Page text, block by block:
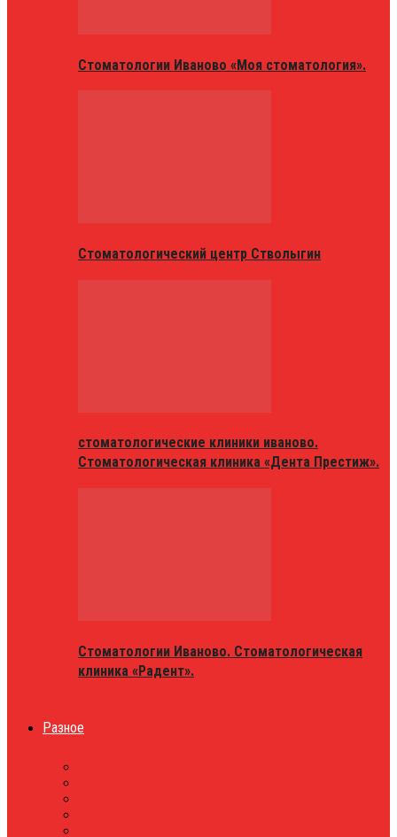
Стоматологии Иваново «Моя стоматология».
Стоматологический центр Стволыгин
стоматологические клиники иваново.
Стоматологическая клиника «Дента Престиж».
Стоматологии Иваново. Стоматологическая
клиника «Радент».
Разное